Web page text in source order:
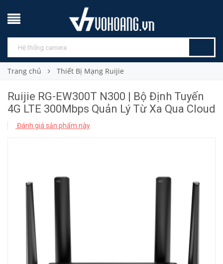
Trang chủ Thiết Bị Mạng Ruijie
Ruijie RG-EW300T N300 | Bộ Định Tuyến
4G LTE 300Mbps Quản Lý Từ Xa Qua Cloud
Đánh giá sản phẩm này